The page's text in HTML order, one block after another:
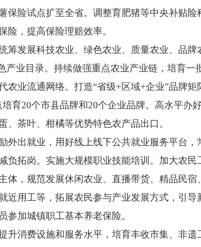
保险试点扩至全省。调整育肥猪等中央补贴
险，提高保险理赔效率。
发展科技农业、绿色农业、质量农业、品牌
产业目录。持续做强重点农业产业链，培育
农业流通网络。打造“省级+区域+企业”品牌
育20个市县品牌和20个企业品牌。高水平办
茶叶、柑橘等优势特色农产品出口。
出就业，用好线上线下公共就业服务平台，
负拓岗。实施大规模职业技能培训。加大农
体，规范发展休闲农业、直播带货、精品民
近用工等，拓展农民参与产业发展方式，引
参加城镇职工基本养老保险。
消费设施和服务水平，培育丰收市集、非遗